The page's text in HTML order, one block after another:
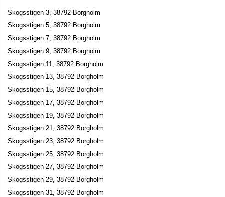
Skogsstigen 3, 38792 Borgholm
Skogsstigen 5, 38792 Borgholm
Skogsstigen 7, 38792 Borgholm
Skogsstigen 9, 38792 Borgholm
Skogsstigen 11, 38792 Borgholm
Skogsstigen 13, 38792 Borgholm
Skogsstigen 15, 38792 Borgholm
Skogsstigen 17, 38792 Borgholm
Skogsstigen 19, 38792 Borgholm
Skogsstigen 21, 38792 Borgholm
Skogsstigen 23, 38792 Borgholm
Skogsstigen 25, 38792 Borgholm
Skogsstigen 27, 38792 Borgholm
Skogsstigen 29, 38792 Borgholm
Skogsstigen 31, 38792 Borgholm